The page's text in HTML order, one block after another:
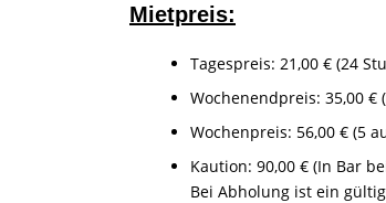
Mietpreis:
Tagespreis: 21,00 € (24
Wochenendpreis: 35,00 €
Wochenpreis: 56,00 € (5
Kaution: 90,00 € (In Bar
Bei Abholung ist ein